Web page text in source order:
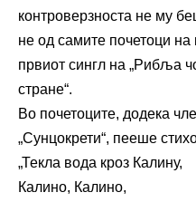
контроверзноста не му
не од самите почетоци на
првиот сингл на „Рибља
стране“.
Во почетоците, додека
„Сунцокрети“, пееше
„Текла вода кроз Калину,
Калино, Калино,